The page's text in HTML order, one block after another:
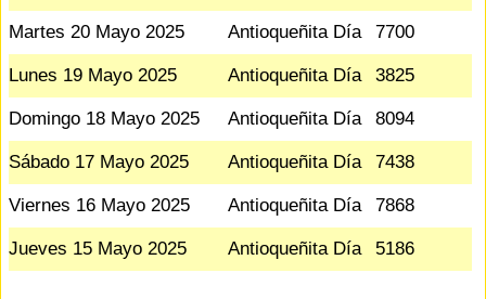
Martes 20 Mayo 2025 Antioqueñita Día 7700
Lunes 19 Mayo 2025 Antioqueñita Día 3825
Domingo 18 Mayo 2025 Antioqueñita Día 8094
Sábado 17 Mayo 2025 Antioqueñita Día 7438
Viernes 16 Mayo 2025 Antioqueñita Día 7868
Jueves 15 Mayo 2025 Antioqueñita Día 5186